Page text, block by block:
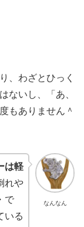
、わざとひっく
ないし、「あ、
もありません＾
なんなん
は軽
れや
で
いる